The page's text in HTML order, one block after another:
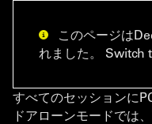
このページは
れました。 Switch
すべてのセッションに
ドアローンモードでは